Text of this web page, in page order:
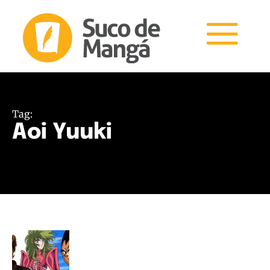
Tag:
Aoi Yuuki